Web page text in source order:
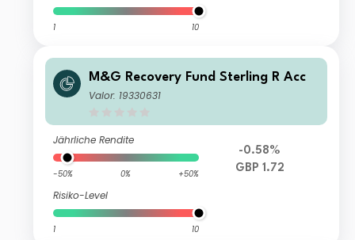
1 10
M&G Recovery Fund Sterling R Acc
Valor: 19330631
Jährliche Rendite
-50% 0% +50%
Risiko-Level
1 10
-0.58%
GBP 1.72